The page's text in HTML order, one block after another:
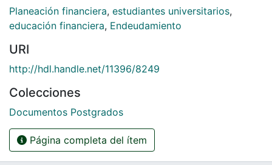
Planeación financiera, estudiantes universitarios,
educación financiera, Endeudamiento
URI
http://hdl.handle.net/11396/8249
Colecciones
Documentos Postgrados
Página completa del ítem